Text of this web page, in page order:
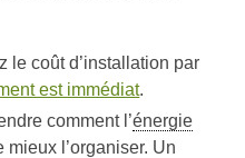
le coût d’installation par
est immédiat.
comment l’énergie
l’organiser. Un